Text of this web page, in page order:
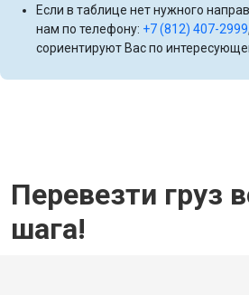
Если в таблице нет нужного
нам по телефону: +7 (812) 407-2999
сориентируют Вас по
Перевезти груз
шага!